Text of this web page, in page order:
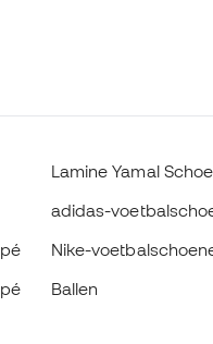
Lamine Yamal
adidas-
Nike-
Ballen